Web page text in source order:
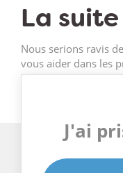
La suite
Nous serions ravis
vous aider dans les
J'ai